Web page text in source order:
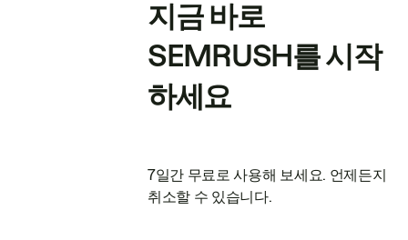
지금 바로
SEMRUSH를 시작
하세요
7일간 무료로 사용해 보세요. 언제든지
취소할 수 있습니다.